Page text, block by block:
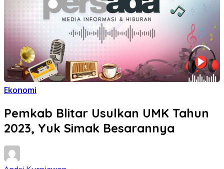
Ekonomi
Pemkab Blitar Usulkan UMK Tahun
2023, Yuk Simak Besarannya